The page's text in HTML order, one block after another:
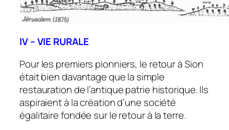
IV – VIE RURALE
Pour les premiers pionniers, le retour à Sion
était bien davantage que la simple
restauration de l’antique patrie historique. Ils
aspiraient à la création d’une société
égalitaire fondée sur le retour à la terre.